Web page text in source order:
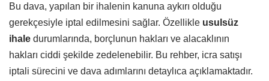
Bu dava, yapılan bir ihalenin kanuna aykırı olduğu
gerekçesiyle iptal edilmesini sağlar. Özellikle usulsüz
ihale durumlarında, borçlunun hakları ve alacaklının
hakları ciddi şekilde zedelenebilir. Bu rehber, icra satışı
iptali sürecini ve dava adımlarını detaylıca açıklamaktadır.